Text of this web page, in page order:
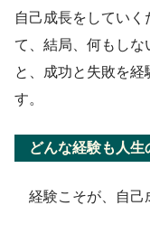
自己成長をしていく
て、結局、何もしな
と、成功と失敗を経
す。
どんな経験も人生
経験こそが、自己